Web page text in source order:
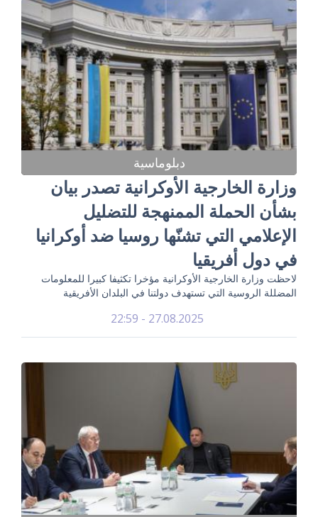
دبلوماسية
وزارة الخارجية الأوكرانية تصدر بيان
بشأن الحملة الممنهجة للتضليل
الإعلامي التي تشنّها روسيا ضد أوكرانيا
في دول أفريقيا
لاحظت وزارة الخارجية الأوكرانية مؤخرا تكثيفا كبيرا للمعلومات
المضللة الروسية التي تستهدف دولتنا في البلدان الأفريقية
27.08.2025 - 22:59